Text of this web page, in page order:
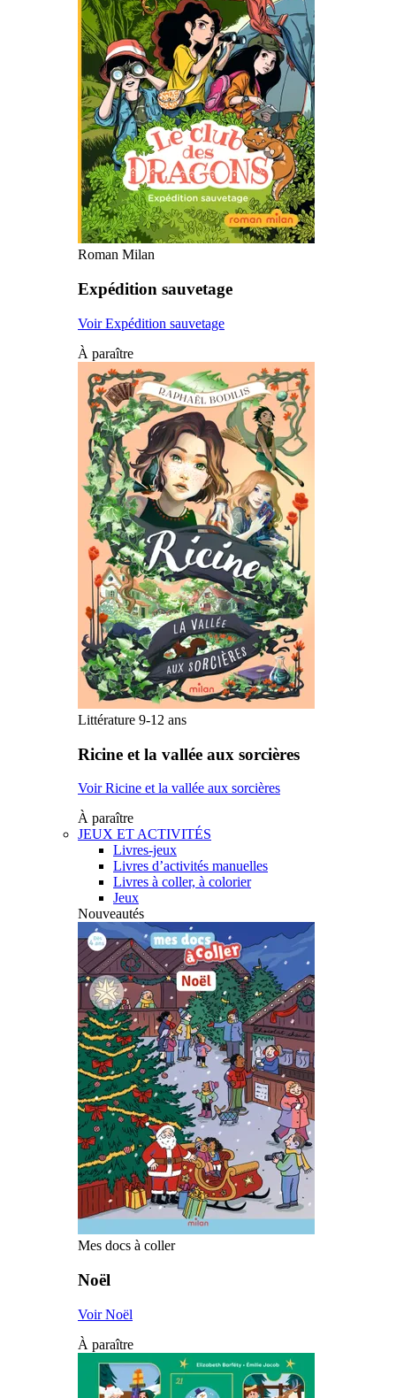
Roman Milan
Expédition sauvetage
Voir Expédition sauvetage
À paraître
Littérature 9-12 ans
Ricine et la vallée aux sorcières
Voir Ricine et la vallée aux sorcières
À paraître
JEUX ET ACTIVITÉS
Livres-jeux
Livres d’activités manuelles
Livres à coller, à colorier
Jeux
Nouveautés
Mes docs à coller
Noël
Voir Noël
À paraître